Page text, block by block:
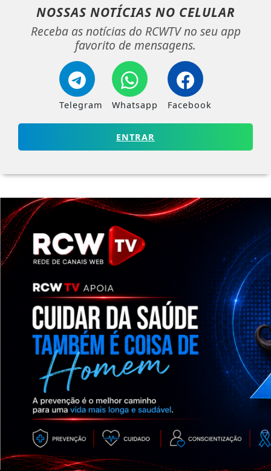
NOSSAS NOTÍCIAS NO CELULAR
Receba as notícias do RCWTV no seu app
favorito de mensagens.
Telegram Whatsapp Facebook
ENTRAR